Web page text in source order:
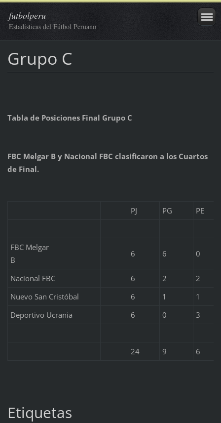
futbolperu
Estadísticas del Fútbol Peruano
Grupo C
Tabla de Posiciones Final Grupo C
FBC Melgar B y Nacional FBC clasificaron a los Cuartos
de Final.
PJ PG PE
FBC Melgar
B
6 6 0
Nacional FBC 6 2
2
Nuevo San Cristóbal
6 1
1
Deportivo Ucrania
6 0 3
24 9 6
Etiquetas